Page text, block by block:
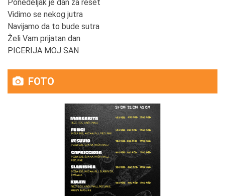
Ponedeljak je dan za reset
Vidimo se nekog jutra
Navijamo da to bude sutra
Želi Vam prijatan dan
PICERIJA MOJ SAN
FOTO